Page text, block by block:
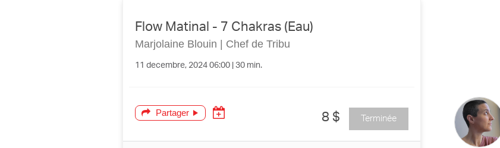
Flow Matinal - 7 Chakras (Eau)
Marjolaine Blouin Chef de Tribu
11 decembre, 2024 06:00 | 30 min.
Partager 8 $ Terminée